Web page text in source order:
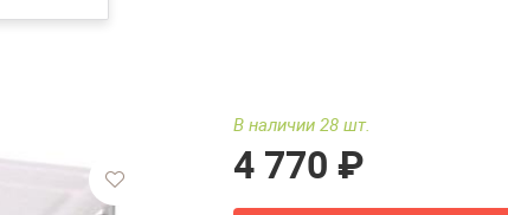
В наличии 28 шт.
4 770 ₽